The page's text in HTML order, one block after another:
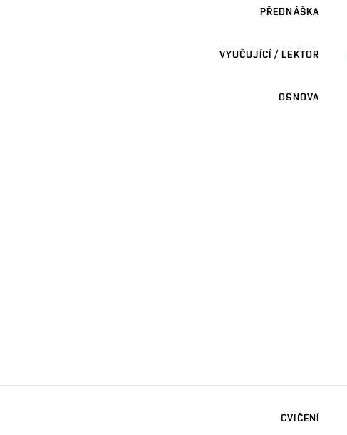
PŘEDNÁŠKA
VYUČUJÍCÍ / LEKTOR
OSNOVA
CVIČENÍ